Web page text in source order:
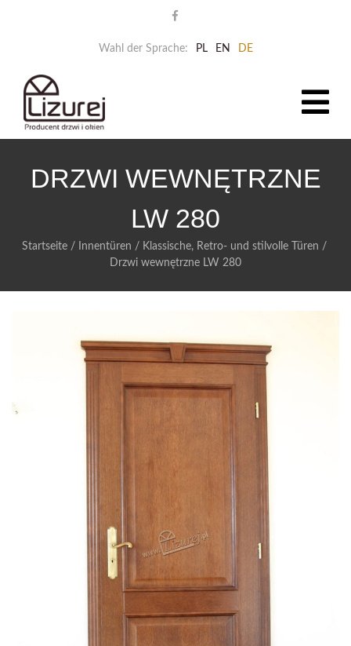
Wahl der Sprache: PL EN DE
DRZWI WEWNĘTRZNE
LW 280
Startseite/ Innentüren / Klassische, Retro- und stilvolle Türen /
Drzwi wewnętrzne LW 280